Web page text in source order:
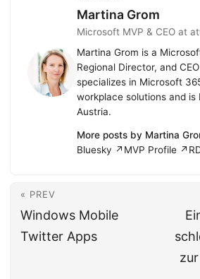
Martina Grom
Microsoft MVP & CEO at
Martina Grom is a
Regional Director, and
specializes in Microsoft
workplace solutions and is
Austria.
More posts by Martina
Bluesky ↗ MVP Profile ↗
« PREV
Windows Mobile
Twitter Apps